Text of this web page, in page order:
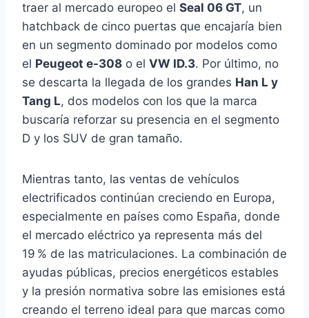
traer al mercado europeo el Seal 06 GT, un
hatchback de cinco puertas que encajaría bien
en un segmento dominado por modelos como
el Peugeot e-308 o el VW ID.3. Por último, no
se descarta la llegada de los grandes Han L y
Tang L, dos modelos con los que la marca
buscaría reforzar su presencia en el segmento
D y los SUV de gran tamaño.
Mientras tanto, las ventas de vehículos
electrificados continúan creciendo en Europa,
especialmente en países como España, donde
el mercado eléctrico ya representa más del
19 % de las matriculaciones. La combinación de
ayudas públicas, precios energéticos estables
y la presión normativa sobre las emisiones está
creando el terreno ideal para que marcas como